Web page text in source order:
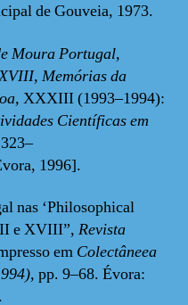
de Gouveia, 1973.
Moura Portugal,
Memórias da
XXXIII (1993–1994):
Científicas em
1996].
nas ‘Philosophical
e XVIII”, Revista
em Colectâneea
pp. 9–68. Évora: